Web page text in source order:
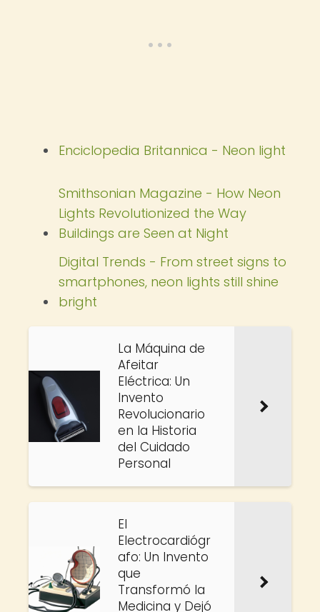
Enciclopedia Britannica - Neon light
Smithsonian Magazine - How Neon
Lights Revolutionized the Way
Buildings are Seen at Night
Digital Trends - From street signs to
smartphones, neon lights still shine
bright
La Máquina de
Afeitar
Eléctrica: Un
Invento
Revolucionario
en la Historia
del Cuidado
Personal
El
Electrocardiógr
afo: Un Invento
que
Transformó la
Medicina y Dejó